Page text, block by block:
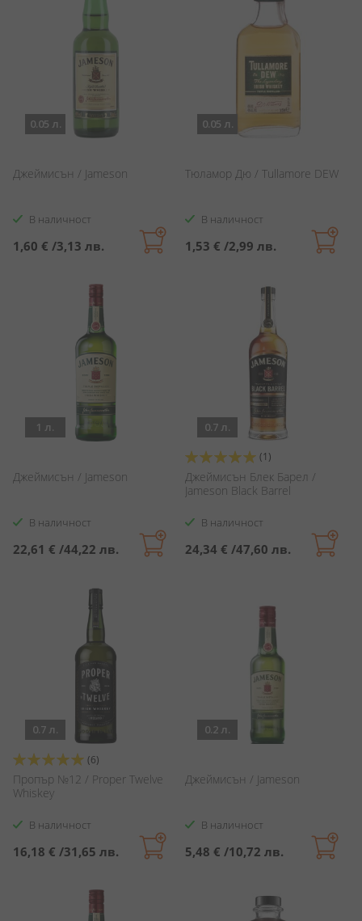
0.05 л.
Джеймисън / Jameson
В наличност
1,60 € /3,13 лв.
0.05 л.
Тюламор Дю / Tullamore DEW
В наличност
1,53 € /2,99 лв.
1 л.
Джеймисън / Jameson
В наличност
22,61 € /44,22 лв.
0.7 л.
Оценка:
100%
(1)
Джеймисън Блек Барел /
Jameson Black Barrel
В наличност
24,34 € /47,60 лв.
0.7 л.
Оценка:
100%
(6)
Пропър №12 / Proper Twelve
Whiskey
В наличност
16,18 € /31,65 лв.
0.2 л.
Джеймисън / Jameson
В наличност
5,48 € /10,72 лв.